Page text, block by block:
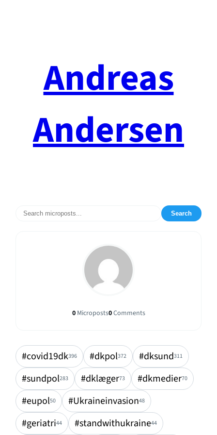
Andreas
Andersen
Search
0Microposts0Comments
#covid19dk396 #dkpol372 #dksund311
#sundpol283 #dklæger73 #dkmedier70
#eupol50 #Ukraineinvasion48
#geriatri44 #standwithukraine44